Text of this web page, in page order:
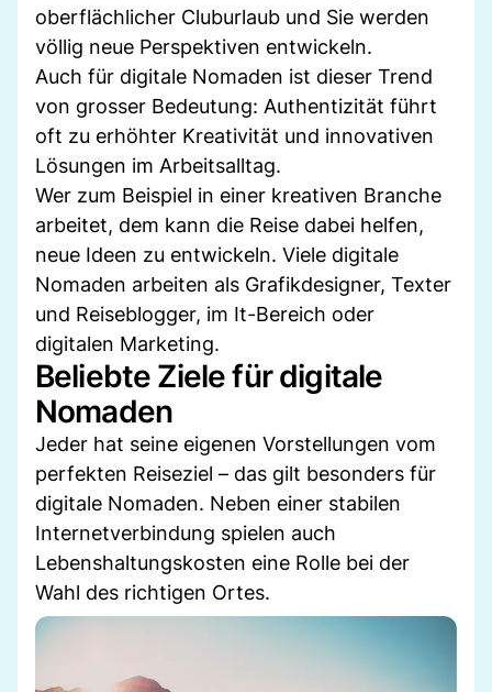
oberflächlicher Cluburlaub und Sie werden
völlig neue Perspektiven entwickeln.
Auch für digitale Nomaden ist dieser Trend
von grosser Bedeutung: Authentizität führt
oft zu erhöhter Kreativität und innovativen
Lösungen im Arbeitsalltag.
Wer zum Beispiel in einer kreativen Branche
arbeitet, dem kann die Reise dabei helfen,
neue Ideen zu entwickeln. Viele digitale
Nomaden arbeiten als Grafikdesigner, Texter
und Reiseblogger, im It-Bereich oder
digitalen Marketing.
Beliebte Ziele für digitale
Nomaden
Jeder hat seine eigenen Vorstellungen vom
perfekten Reiseziel – das gilt besonders für
digitale Nomaden. Neben einer stabilen
Internetverbindung spielen auch
Lebenshaltungskosten eine Rolle bei der
Wahl des richtigen Ortes.